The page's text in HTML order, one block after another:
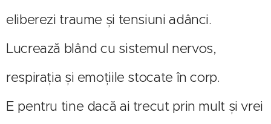
eliberezi traume și tensiuni adânci.
Lucrează blând cu sistemul nervos,
respirația și emoțiile stocate în corp.
E pentru tine dacă ai trecut prin mult și vrei